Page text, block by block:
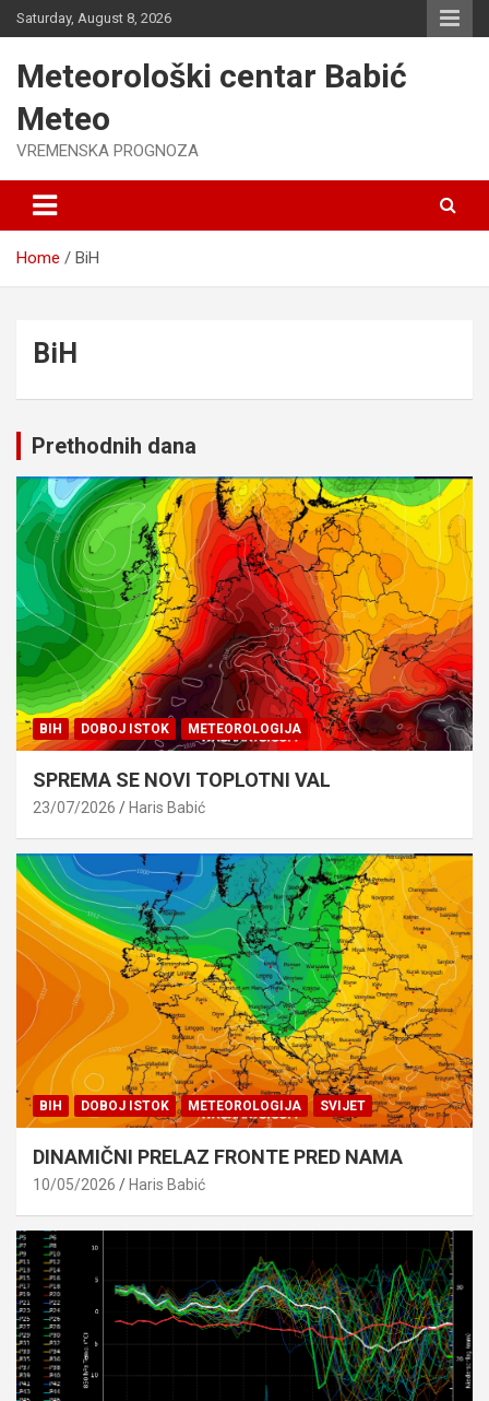
Skip
to
Saturday, August 8, 2026
Meteorološki centar Babić
Meteo
VREMENSKA PROGNOZA
Home BiH
BiH
Prethodnih dana
BIH DOBOJ ISTOK METEOROLOGIJA
SPREMA SE NOVI TOPLOTNI VAL
23/07/2026 Haris Babić
BIH DOBOJ ISTOK METEOROLOGIJA SVIJET
DINAMIČNI PRELAZ FRONTE PRED NAMA
10/05/2026 Haris Babić